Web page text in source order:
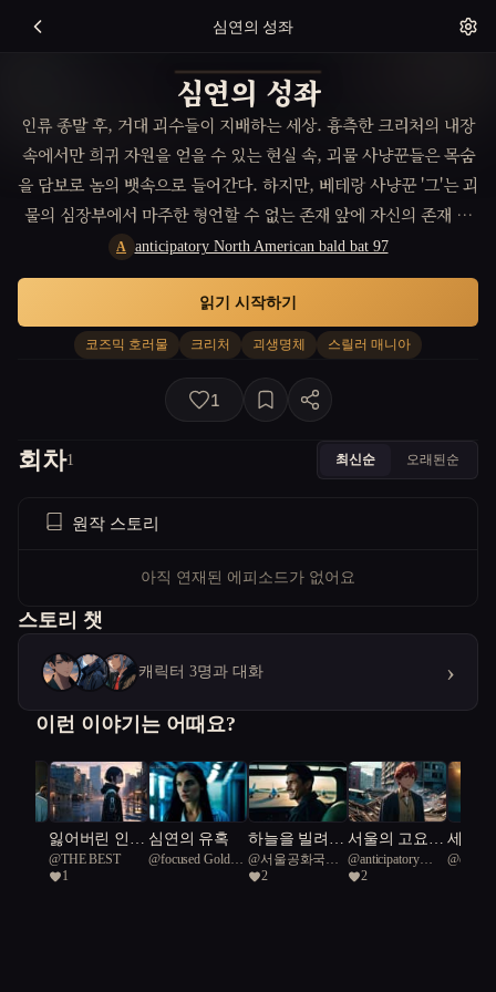
심연의 성좌
심연의 성좌
인류 종말 후, 거대 괴수들이 지배하는 세상. 흉측한 크리처의 내장
속에서만 희귀 자원을 얻을 수 있는 현실 속, 괴물 사냥꾼들은 목숨
을 담보로 놈의 뱃속으로 들어간다. 하지만, 베테랑 사냥꾼 '그'는 괴
물의 심장부에서 마주한 형언할 수 없는 존재 앞에 자신의 존재 이
유와 우주의 끔찍한 진실에 직면하게 된다.
A anticipatory North American bald bat 97
코즈믹 호러물 크리처 괴생명체 스릴러 매니아
읽기 시작하기
1
회차1 최신순 오래된순
원작 스토리
아직 연재된 에피소드가 없어요
스토리 챗
캐릭터 3명과 대화 ›
이런 이야기는 어때요?
잃어버린 인간
의 유산
@THE BEST
1
심연의 유혹
@focused Golden
하늘을 빌려준
하루
@서울공화국일
급시민
2
서울의 고요한
파수꾼
@anticipatory
North American
2
세계
목교
@